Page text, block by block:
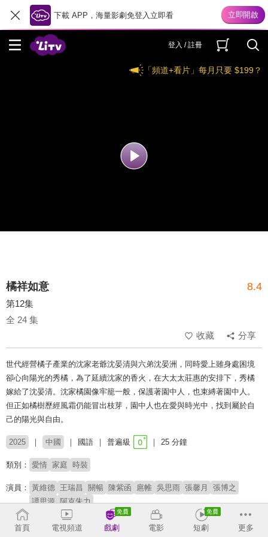
下載 APP，海量影劇免登入立即看
登入 / 註冊
「頻道+看片」每月只要 $199？
橘祥如意 8.4
第12集
全 24 集
收藏
分享
世代經營橘子產業的沈家老爺沈晏清與六弟沈晏洲，同時愛上雖身處困境
卻心向陽光的秀橘，為了延續沈家的香火，在大太太莊惠的安排下，秀橘
嫁給了沈晏清。沈家橘園像牢籠一般，保護著園中人，也束縛著園中人。
但正如橘樹歷經風霜仍能冒出枝芽，園中人也在愛與時光中，找到屬於自
己的陽光與自由。
2025 中國 國語 普遍級 25 分鐘
類別： 愛情 家庭 時裝
演員： 黃維德 王瑞昌 關暢 陳紫函 扈帷 吳思雨 張馨月
張博之
譚思源 阿克朱力
導演： 何佳男
首頁 電視頻道 戲劇 電影 短劇 更多